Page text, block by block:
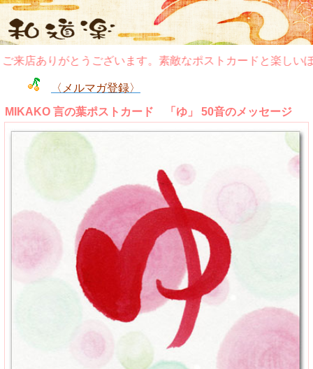
ありがとうございます。素敵なポストカードと楽しいぽち袋
〈メルマガ登録〉
MIKAKO 言の葉ポストカード 「ゆ」 50音のメッセージ